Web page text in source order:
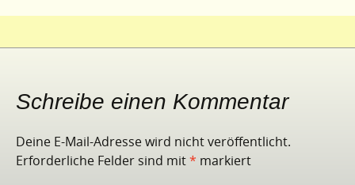
Schreibe einen Kommentar
Deine E-Mail-Adresse wird nicht veröffentlicht.
Erforderliche Felder sind mit* markiert